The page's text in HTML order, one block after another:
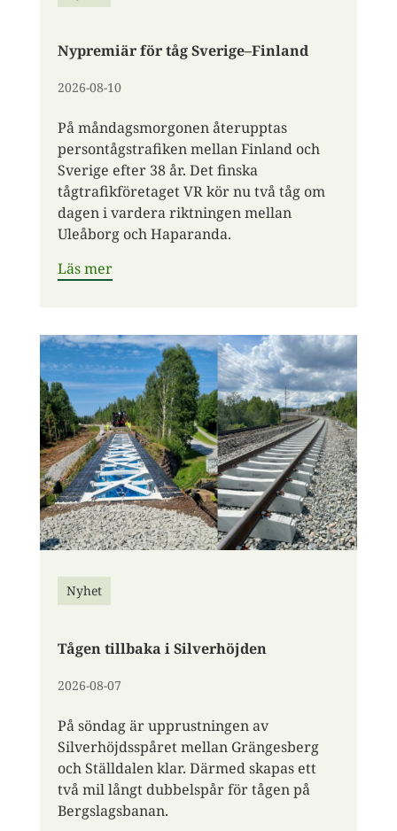
Nypremiär för tåg Sverige–Finland
2026-08-10
På måndagsmorgonen återupptas
persontågstrafiken mellan Finland och
Sverige efter 38 år. Det finska
tågtrafikföretaget VR kör nu två tåg om
dagen i vardera riktningen mellan
Uleåborg och Haparanda.
Läs mer
Nyhet
Tågen tillbaka i Silverhöjden
2026-08-07
På söndag är upprustningen av
Silverhöjdsspåret mellan Grängesberg
och Ställdalen klar. Därmed skapas ett
två mil långt dubbelspår för tågen på
Bergslagsbanan.